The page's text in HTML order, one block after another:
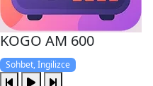
KOGO AM 600
Sohbet, İngilizce